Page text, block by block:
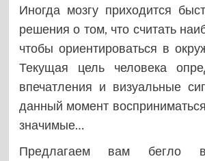
Иногда мозгу приходится
решения о том, что считать
чтобы ориентироваться в
Текущая цель человека
впечатления и визуальные
данный момент
значимые…
Предлагаем вам бегло